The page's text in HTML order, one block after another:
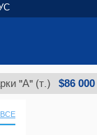
$86 000